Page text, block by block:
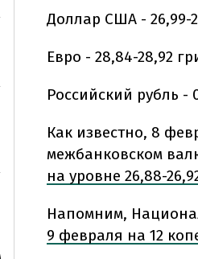
Доллар США - 26,99-
Евро - 28,84-28,92
Российский рубль -
Как известно, 8
межбанковском
на уровне 26,88-
Напомним,
9 февраля на 12